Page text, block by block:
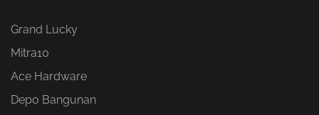
Grand Lucky
Mitra10
Ace Hardware
Depo Bangunan